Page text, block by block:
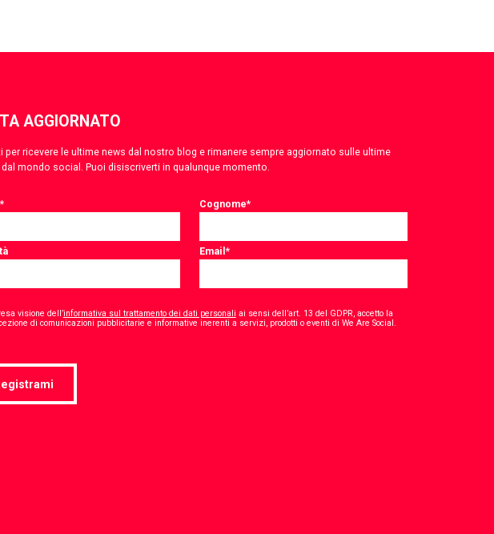
AGGIORNATO
per ricevere le ultime news dal nostro blog e rimanere sempre aggiornato sulle ultime
mondo social. Puoi disiscriverti in qualunque momento.
* Cognome*
Email*
visione dell’informativa sul trattamento dei dati personali ai sensi dell’art. 13 del GDPR, accetto la
di comunicazioni pubblicitarie e informative inerenti a servizi, prodotti o eventi di We Are Social.